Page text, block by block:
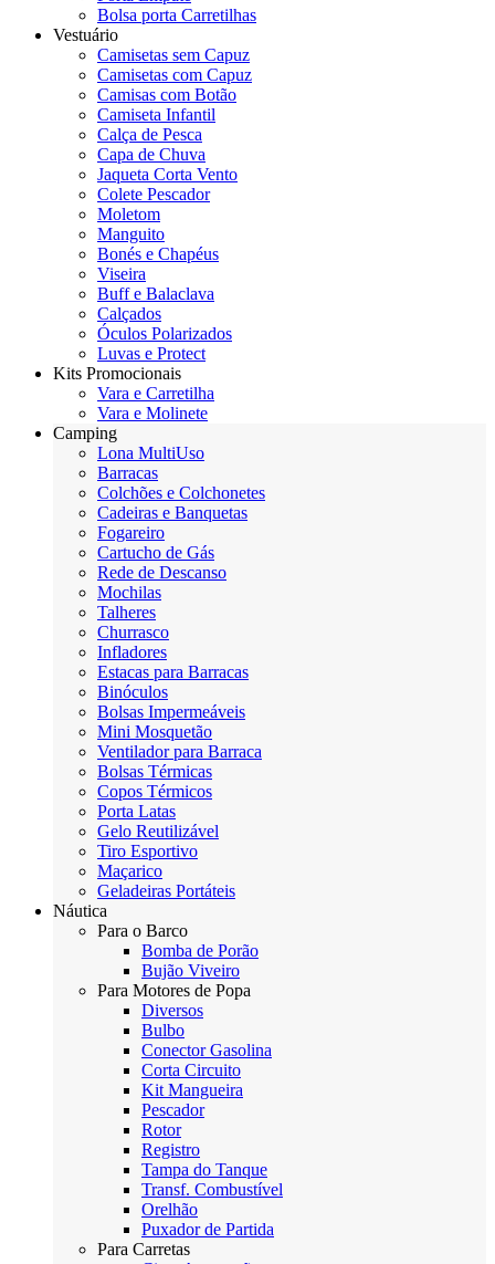
Bolsa porta Carretilhas
Vestuário
Camisetas sem Capuz
Camisetas com Capuz
Camisas com Botão
Camiseta Infantil
Calça de Pesca
Capa de Chuva
Jaqueta Corta Vento
Colete Pescador
Moletom
Manguito
Bonés e Chapéus
Viseira
Buff e Balaclava
Calçados
Óculos Polarizados
Luvas e Protect
Kits Promocionais
Vara e Carretilha
Vara e Molinete
Camping
Lona MultiUso
Barracas
Colchões e Colchonetes
Cadeiras e Banquetas
Fogareiro
Cartucho de Gás
Rede de Descanso
Mochilas
Talheres
Churrasco
Infladores
Estacas para Barracas
Binóculos
Bolsas Impermeáveis
Mini Mosquetão
Ventilador para Barraca
Bolsas Térmicas
Copos Térmicos
Porta Latas
Gelo Reutilizável
Tiro Esportivo
Maçarico
Geladeiras Portáteis
Náutica
Para o Barco
Bomba de Porão
Bujão Viveiro
Para Motores de Popa
Diversos
Bulbo
Conector Gasolina
Corta Circuito
Kit Mangueira
Pescador
Rotor
Registro
Tampa do Tanque
Transf. Combustível
Orelhão
Puxador de Partida
Para Carretas